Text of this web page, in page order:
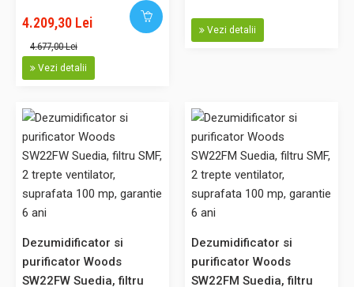
Dezumidificator profesional Woods LD40 PRO fabricat in
Suedia, echipat cu filtru de particule, garantie 10 ani la
schimbarea filtrului anual Cel mai indicat model de la Woods
pentru uscarea hainelor sau a incaperilor, din punct de vedere
3.715,00 Lei
Comparaţie
incorporat, carcasa
metalica, 10 ani garantie
4.209,30 Lei
4.677,00 Lei
Vezi detalii
Vezi detalii
Dezumidificator si
purificator Woods
SW22FW Suedia, filtru
Dezumidificator si
purificator Woods
SW22FM Suedia, filtru